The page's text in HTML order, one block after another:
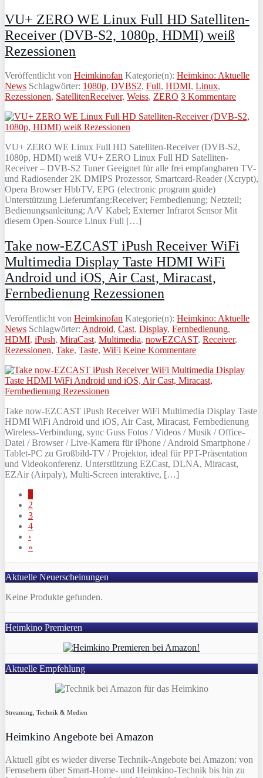
VU+ ZERO WE Linux Full HD Satelliten-
Receiver (DVB-S2, 1080p, HDMI) weiß
Rezessionen
Veröffentlicht von Heimkinofan Kategorie(n): Heimkino: Aktuelle
News Schlagwörter: 1080p, DVBS2, Full, HDMI, Linux,
Rezessionen, SatellitenReceiver, Weiss, ZERO 3 Kommentare
VU+ ZERO WE Linux Full HD Satelliten-Receiver (DVB-S2,
1080p, HDMI) weiß VU+ ZERO Linux Full HD Satelliten-
Receiver – DVB-S2 Tuner Geeignet für alle frei empfangbaren TV-
und Radiosender 2K DMIPS Prozessor, Smartcard-Reader (Xcrypt),
Opera Browser HbbTV, EPG (electronic program guide)
Unterstützung Lieferumfang:Receiver; Fernbedienung; Netzteil;
Bedienungsanleitung; A/V Kabel; Externer Infrarot Sensor Mit
diesem Open-Source Linux Full […]
Take now-EZCAST iPush Receiver WiFi
Multimedia Display Taste HDMI WiFi
Android und iOS, Air Cast, Miracast,
Fernbedienung Rezessionen
Veröffentlicht von Heimkinofan Kategorie(n): Heimkino: Aktuelle
News Schlagwörter: Android, Cast, Display, Fernbedienung,
HDMI, iPush, MiraCast, Multimedia, nowEZCAST, Receiver,
Rezessionen, Take, Taste, WiFi Keine Kommentare
Take now-EZCAST iPush Receiver WiFi Multimedia Display Taste
HDMI WiFi Android und iOS, Air Cast, Miracast, Fernbedienung
Wireless-Verbindung, sync Guss Fotos / Videos / Musik / Office-
Datei / Browser / Live-Kamera für iPhone / Android Smartphone /
Tablet-PC zu Großbild-TV / Projektor, ideal für PPT-Präsentation
und Videokonferenz. Unterstützung EZCast, DLNA, Miracast,
EZAir (Airpaly), Multi-Screen interaktive, […]
2
3
4
›
»
Aktuelle Neuerscheinungen
Keine Produkte gefunden.
Heimkino Premieren
Aktuelle Empfehlung
Streaming, Technik & Medien
Heimkino Angebote bei Amazon
Aktuell gibt es wieder diverse Technik-Angebote bei Amazon: von
Fernsehern über Smart-Home- und Heimkino-Technik bis hin zu